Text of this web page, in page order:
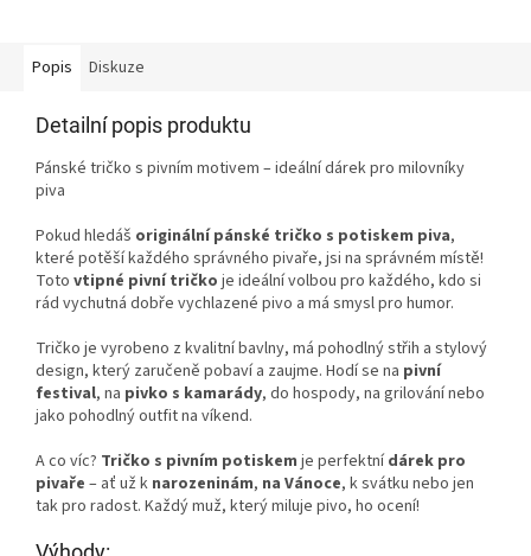
Popis Diskuze
Detailní popis produktu
Pánské tričko s pivním motivem – ideální dárek pro milovníky
piva
Pokud hledáš originální pánské tričko s potiskem piva,
které potěší každého správného pivaře, jsi na správném místě!
Toto vtipné pivní tričko je ideální volbou pro každého, kdo si
rád vychutná dobře vychlazené pivo a má smysl pro humor.
Tričko je vyrobeno z kvalitní bavlny, má pohodlný střih a stylový
design, který zaručeně pobaví a zaujme. Hodí se na pivní
festival, na pivko s kamarády, do hospody, na grilování nebo
jako pohodlný outfit na víkend.
A co víc? Tričko s pivním potiskem je perfektnídárek pro
pivaře – ať už k narozeninám, na Vánoce, k svátku nebo jen
tak pro radost. Každý muž, který miluje pivo, ho ocení!